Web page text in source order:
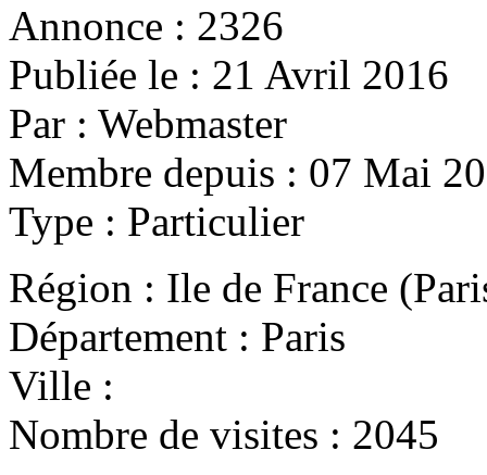
Annonce : 2326
Publiée le : 21 Avril 2016
Par : Webmaster
Membre depuis : 07 Mai
Type : Particulier
Région : Ile de France
Département : Paris
Ville :
Nombre de visites : 2045